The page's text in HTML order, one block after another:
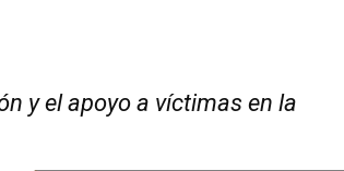
y el apoyo a víctimas en la